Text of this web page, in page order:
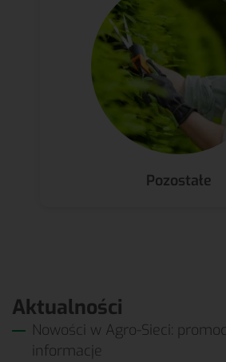
Pozostałe
Aktualności
Nowości w Agro-Sieci:
informacje